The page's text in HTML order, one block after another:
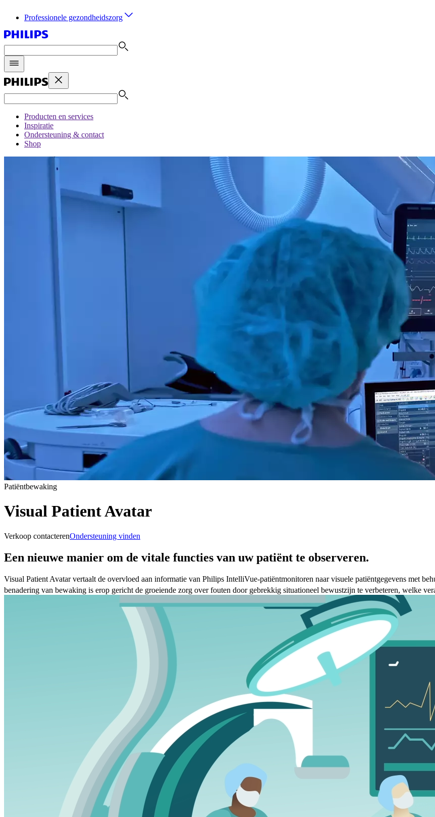
Professionele gezondheidszorg
Producten en services
Inspiratie
Ondersteuning & contact
Shop
Patiëntbewaking
Visual Patient Avatar
Verkoop contacterenOndersteuning vinden
Een nieuwe manier om de vitale functies van uw patiënt te observeren.
Visual Patient Avatar vertaalt de overvloed aan informatie van Philips IntelliVue-patiëntmonitoren naar visuele patiëntgegevens met
benadering van bewaking is erop gericht de groeiende zorg over fouten door gebrekkig situationeel bewustzijn te verbeteren, welke